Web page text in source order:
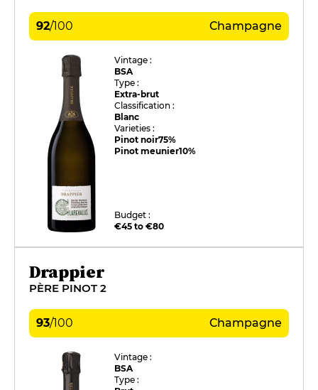
92/100 Champagne
Vintage :
BSA
Type :
Extra-brut
Classification :
Blanc
Varieties :
Pinot noir75%
Pinot meunier10%
Budget :
€45 to €80
Drappier
PÈRE PINOT 2
93/100 Champagne
Vintage :
BSA
Type :